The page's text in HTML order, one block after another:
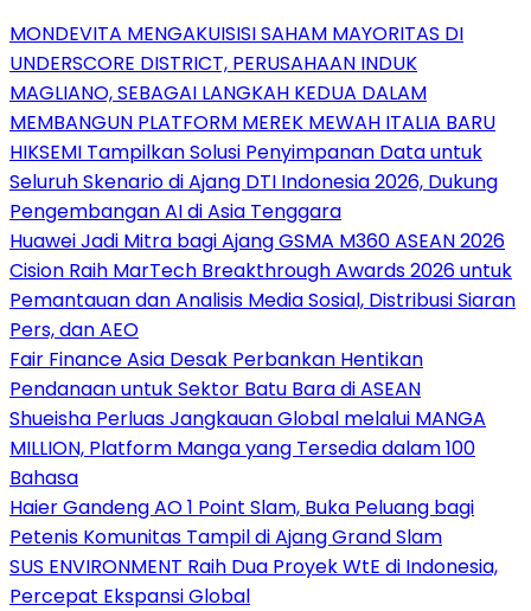
MONDEVITA MENGAKUISISI SAHAM MAYORITAS DI
UNDERSCORE DISTRICT, PERUSAHAAN INDUK
MAGLIANO, SEBAGAI LANGKAH KEDUA DALAM
MEMBANGUN PLATFORM MEREK MEWAH ITALIA BARU
HIKSEMI Tampilkan Solusi Penyimpanan Data untuk
Seluruh Skenario di Ajang DTI Indonesia 2026, Dukung
Pengembangan AI di Asia Tenggara
Huawei Jadi Mitra bagi Ajang GSMA M360 ASEAN 2026
Cision Raih MarTech Breakthrough Awards 2026 untuk
Pemantauan dan Analisis Media Sosial, Distribusi Siaran
Pers, dan AEO
Fair Finance Asia Desak Perbankan Hentikan
Pendanaan untuk Sektor Batu Bara di ASEAN
Shueisha Perluas Jangkauan Global melalui MANGA
MILLION, Platform Manga yang Tersedia dalam 100
Bahasa
Haier Gandeng AO 1 Point Slam, Buka Peluang bagi
Petenis Komunitas Tampil di Ajang Grand Slam
SUS ENVIRONMENT Raih Dua Proyek WtE di Indonesia,
Percepat Ekspansi Global